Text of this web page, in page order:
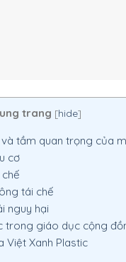
trang [hide]
tầm quan trọng của
cơ
tái chế
nguy hại
trong giáo dục cộng
Việt Xanh Plastic